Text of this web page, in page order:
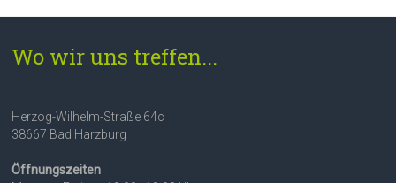
Wo wir uns treffen...
Herzog-Wilhelm-Straße 64c
38667 Bad Harzburg
Öffnungszeiten